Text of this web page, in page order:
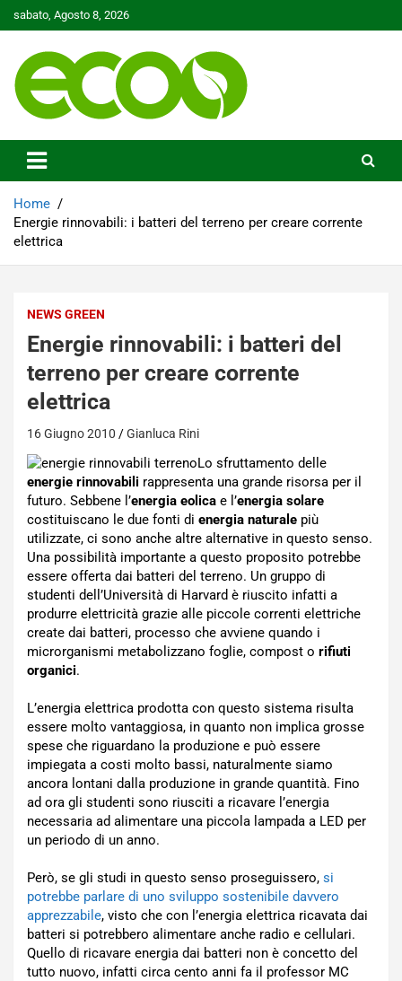
to
sabato, Agosto 8, 2026
Ecoo.it
Home
Energie rinnovabili: i batteri del terreno per creare corrente
elettrica
NEWS GREEN
Energie rinnovabili: i batteri del
terreno per creare corrente
elettrica
16 Giugno 2010 Gianluca Rini
Lo sfruttamento delle
energie rinnovabili rappresenta una grande risorsa per il
futuro. Sebbene l’energia eolica e l’energia solare
costituiscano le due fonti di energia naturale più
utilizzate, ci sono anche altre alternative in questo senso.
Una possibilità importante a questo proposito potrebbe
essere offerta dai batteri del terreno. Un gruppo di
studenti dell’Università di Harvard è riuscito infatti a
produrre elettricità grazie alle piccole correnti elettriche
create dai batteri, processo che avviene quando i
microrganismi metabolizzano foglie, compost o rifiuti
organici.
L’energia elettrica prodotta con questo sistema risulta
essere molto vantaggiosa, in quanto non implica grosse
spese che riguardano la produzione e può essere
impiegata a costi molto bassi, naturalmente siamo
ancora lontani dalla produzione in grande quantità. Fino
ad ora gli studenti sono riusciti a ricavare l’energia
necessaria ad alimentare una piccola lampada a LED per
un periodo di un anno.
Però, se gli studi in questo senso proseguissero, si
potrebbe parlare di uno sviluppo sostenibile davvero
apprezzabile, visto che con l’energia elettrica ricavata dai
batteri si potrebbero alimentare anche radio e cellulari.
Quello di ricavare energia dai batteri non è concetto del
tutto nuovo, infatti circa cento anni fa il professor MC